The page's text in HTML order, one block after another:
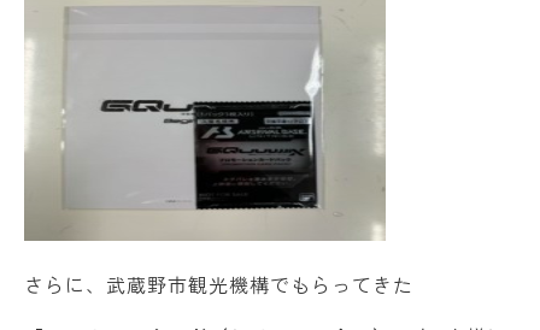
さらに、武蔵野市観光機構でもらってきた